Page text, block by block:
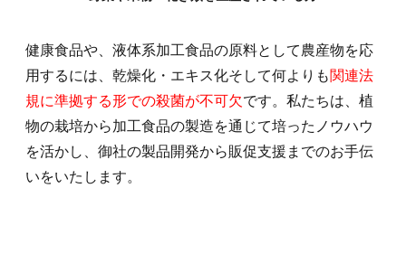
健康食品や、液体系加工食品の原料として農産物を応
用するには、乾燥化・エキス化そして何よりも関連法
規に準拠する形での殺菌が不可欠です。私たちは、植
物の栽培から加工食品の製造を通じて培ったノウハウ
を活かし、御社の製品開発から販促支援までのお手伝
いをいたします。